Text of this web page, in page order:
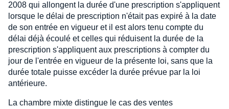
2008 qui allongent la durée d'une prescription s'appliquent
lorsque le délai de prescription n'était pas expiré à la date
de son entrée en vigueur et il est alors tenu compte du
délai déjà écoulé et celles qui réduisent la durée de la
prescription s'appliquent aux prescriptions à compter du
jour de l'entrée en vigueur de la présente loi, sans que la
durée totale puisse excéder la durée prévue par la loi
antérieure.
La chambre mixte distingue le cas des ventes